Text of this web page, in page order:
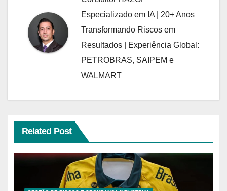
Especializado em IA | 20+ Anos
Transformando Riscos em
Resultados | Experiência Global:
PETROBRAS, SAIPEM e
WALMART
Related Post